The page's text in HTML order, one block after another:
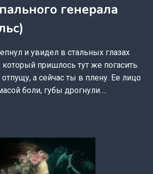
генерала
и увидел в стальных глазах
пришлось тут же погасить.
а сейчас ты в плену. Ее лицо
боли, губы дрогнули….